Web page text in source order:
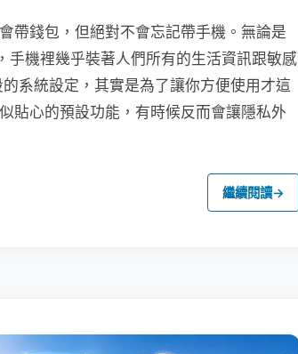
帶錢包，但絕對不會忘記帶手機。無論是
手機裡幾乎裝著人們所有的生活資訊跟敏感
系統設定，其實是為了讓你方便使用才這
貼心的預設功能，有時候反而會讓隱私外
繼續閱讀→